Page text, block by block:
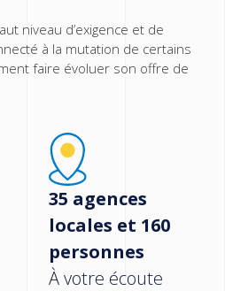
niveau d’exigence et de
à la mutation de certains
faire évoluer son offre de
35 agences
locales et 160
personnes
À votre écoute